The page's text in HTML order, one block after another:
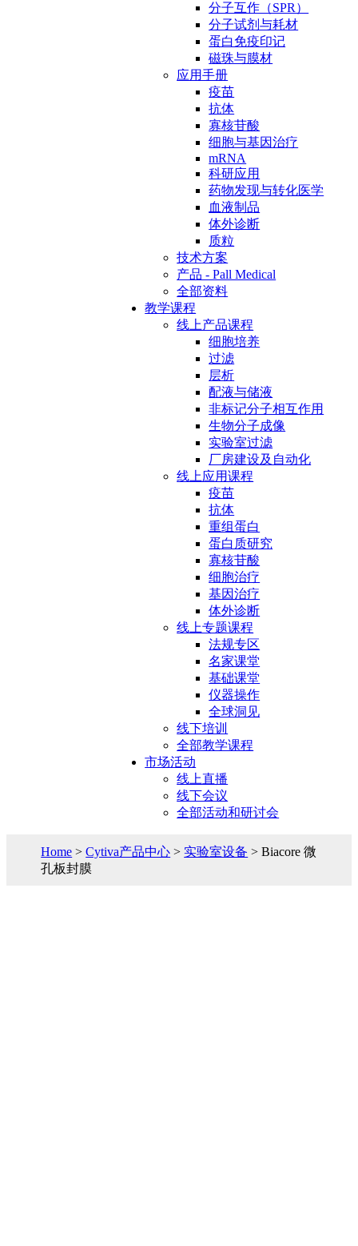
分子互作（SPR）
分子试剂与耗材
蛋白免疫印记
磁珠与膜材
应用手册
疫苗
抗体
寡核苷酸
细胞与基因治疗
mRNA
科研应用
药物发现与转化医学
血液制品
体外诊断
质粒
技术方案
产品 - Pall Medical
全部资料
教学课程
线上产品课程
细胞培养
过滤
层析
配液与储液
非标记分子相互作用
生物分子成像
实验室过滤
厂房建设及自动化
线上应用课程
疫苗
抗体
重组蛋白
蛋白质研究
寡核苷酸
细胞治疗
基因治疗
体外诊断
线上专题课程
法规专区
名家课堂
基础课堂
仪器操作
全球洞见
线下培训
全部教学课程
市场活动
线上直播
线下会议
全部活动和研讨会
Home >Cytiva产品中心 > 实验室设备 > Biacore 微
孔板封膜